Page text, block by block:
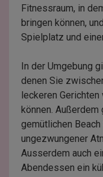
Fitnessraum, in
bringen können,
Spielplatz und
In der Umgebung
denen Sie
leckeren
können.
gemütlichen
ungezwungener
Ausserdem auch
Abendessen ein